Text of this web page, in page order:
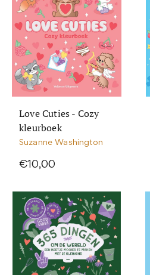
Love Cuties - Cozy
kleurboek
Suzanne Washington
€10,00